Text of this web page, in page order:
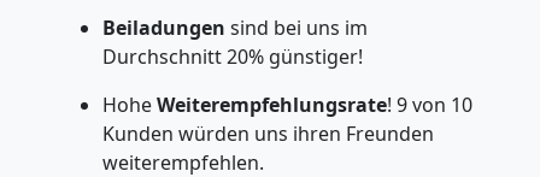
Beiladungen sind bei uns im
Durchschnitt 20% günstiger!
HoheWeiterempfehlungsrate! 9 von 10
Kunden würden uns ihren Freunden
weiterempfehlen.